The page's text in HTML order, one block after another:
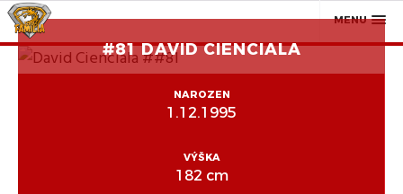
MENU
#81 DAVID CIENCIALA
NAROZEN
1.12.1995
VÝŠKA
182 cm